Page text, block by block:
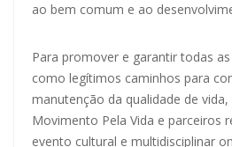
ao bem comum e ao
Para promover e garantir todas
como legítimos caminhos para
manutenção da qualidade de
Movimento Pela Vida e parceiros
evento cultural e multidisciplinar